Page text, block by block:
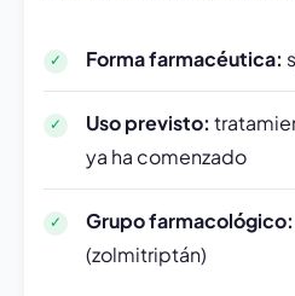
Forma farmacéutica:
Uso previsto:
ya ha comenzado
Grupo farmacológico:
(zolmitriptán)